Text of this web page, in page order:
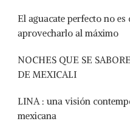
El aguacate perfecto no
aprovecharlo al máximo
NOCHES QUE SE
DE MEXICALI
LINA : una visión
mexicana